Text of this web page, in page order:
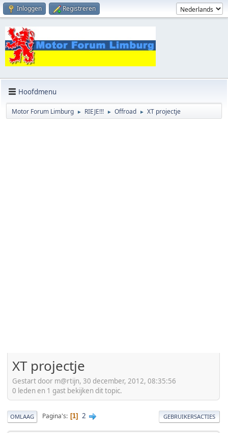
Inloggen Registreren
Hoofdmenu
Motor Forum Limburg ► RIEJE!!! ► Offroad ► XT projectje
XT projectje
Gestart door m@rtijn, 30 december, 2012, 08:35:56
0 leden en 1 gast bekijken dit topic.
OMLAAG Pagina's 1 2 GEBRUIKERSACTIES